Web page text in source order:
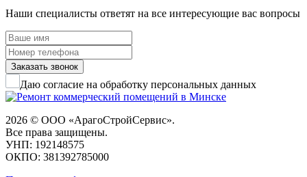
компании
полный цикл работ под
ключ
Ремонт медицинских центров и
клиник — это один из самых
сложных типов строительных работ,
который требует высокой
квалификации, глубокого понимания
Наши специалисты ответят на все интересующие вас вопросы
Заказать звонок
Даю согласие на обработку персональных данных
2026 © ООО «АрагоСтройСервис».
Все права защищены.
УНП: 192148575
ОКПО: 381392785000